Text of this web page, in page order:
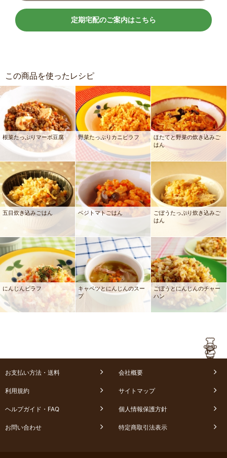
定期宅配のご案内はこちら
この商品を使ったレシピ
根菜たっぷりマーボ豆腐 野菜たっぷりカニピラフ
ほたてと野菜の炊き込みご
はん
五目炊き込みごはん ベジトマトごはん
ごぼうたっぷり炊き込みご
はん
にんじんピラフ
キャベツとにんじんのスー
プ
ごぼうとにんじんのチャー
ハン
お支払い方法・送料 会社概要
利用規約 サイトマップ
ヘルプガイド・FAQ 個人情報保護方針
お問い合わせ 特定商取引法表示